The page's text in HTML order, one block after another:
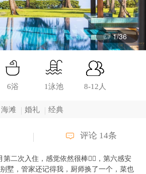
1/36
6浴 1泳池 8-12人
海滩 婚礼 经典
评论 14条
第二次入住，感觉依然很棒👍🏻，第六感安
墅，管家还记得我，厨师换了一个，菜也